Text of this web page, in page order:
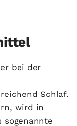
bei der
Schlaf.
wird in
sogenannte